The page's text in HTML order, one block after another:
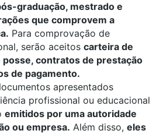
graduação, mestrado e
que comprovem a
Para comprovação de
serão aceitos carteira de
contratos de prestação
de pagamento.
apresentados
profissional ou educacional
emitidos por uma autoridade
ou empresa. Além disso, eles